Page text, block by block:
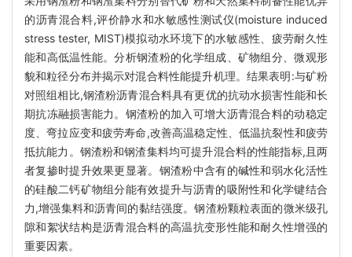
的沥青混合料,评价静水和水敏感性测试仪(moisture induced
stress tester, MIST)模拟动水环境下的水敏感性、疲劳耐久性
能和高低温性能。分析钢渣粉的化学组成、矿物组分、微观形
貌和粒径分布并揭示对混合料性能提升机理。结果表明:与矿粉
对照组相比,钢渣粉沥青混合料具有更优的抗动水损害性能和长
期抗冻融损害能力。钢渣粉的加入可增大沥青混合料的动稳定
度、弯拉应变和疲劳寿命,改善高温稳定性、低温抗裂性和疲劳
抵抗能力。钢渣粉和钢渣集料均可提升混合料的性能指标,且两
者复掺时提升效果更显著。钢渣粉中含有的碱性和弱水化活性
的硅酸二钙矿物组分能有效提升与沥青的吸附性和化学键结合
力,增强集料和沥青间的黏结强度。钢渣粉颗粒表面的微米级孔
隙和絮状结构是沥青混合料的高温抗变形性能和耐久性增强的
重要因素。